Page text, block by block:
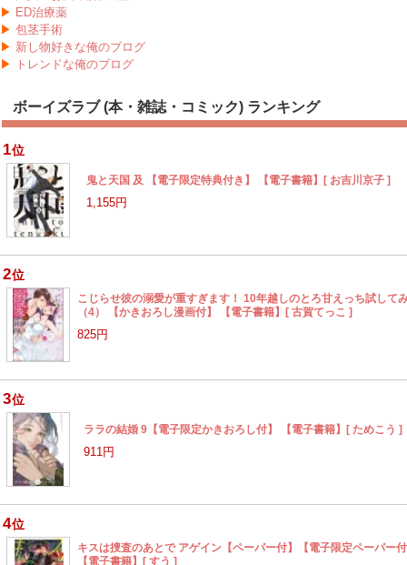
▶ ED治療薬
▶ 包茎手術
▶ 新し物好きな俺のブログ
▶
トレンドな俺のブログ
ボーイズラブ (本・雑誌・コミック) ランキング
1位
鬼と天国 及 【電子限定特典付き】 【電子書籍】[ お吉川京子 ]
1,155円
2位
こじらせ彼の溺愛が重すぎます！ 10年越しのとろ甘えっち試して
（4） 【かきおろし漫画付】 【電子書籍】[ 古賀てっこ ]
825円
3位
ララの結婚 9【電子限定かきおろし付】 【電子書籍】[ ためこう ]
911円
4位
キスは捜査のあとで アゲイン【ペーパー付】【電子限定ペーパー
【電子書籍】[ すう ]